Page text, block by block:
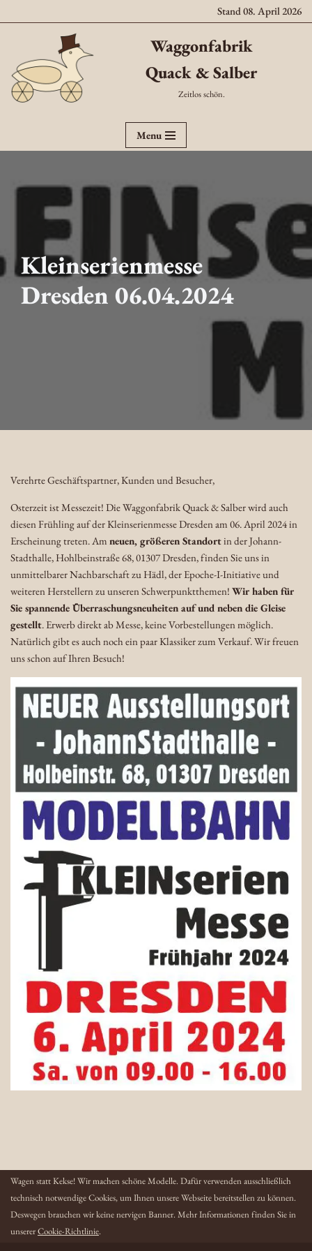
springen
Stand 08. April 2026
Waggonfabrik
Quack & Salber
Zeitlos schön.
Menu
Kleinserienmesse
Dresden 06.04.2024
Verehrte Geschäftspartner, Kunden und Besucher,
Osterzeit ist Messezeit! Die Waggonfabrik Quack & Salber wird auch
diesen Frühling auf der Kleinserienmesse Dresden am 06. April 2024 in
Erscheinung treten. Am neuen, größeren Standortin der Johann-
Stadthalle, Hohlbeinstraße 68, 01307 Dresden, finden Sie uns in
unmittelbarer Nachbarschaft zu Hädl, der Epoche-I-Initiative und
weiteren Herstellern zu unseren Schwerpunktthemen! Wir haben für
Sie spannende Überraschungsneuheiten auf und neben die Gleise
gestellt. Erwerb direkt ab Messe, keine Vorbestellungen möglich.
Natürlich gibt es auch noch ein paar Klassiker zum Verkauf. Wir freuen
uns schon auf Ihren Besuch!
Wagen statt Kekse! Wir machen schöne Modelle. Dafür verwenden ausschließlich
technisch notwendige Cookies, um Ihnen unsere Webseite bereitstellen zu können.
Deswegen brauchen wir keine nervigen Banner. Mehr Informationen finden Sie in
unsererCookie-Richtlinie.